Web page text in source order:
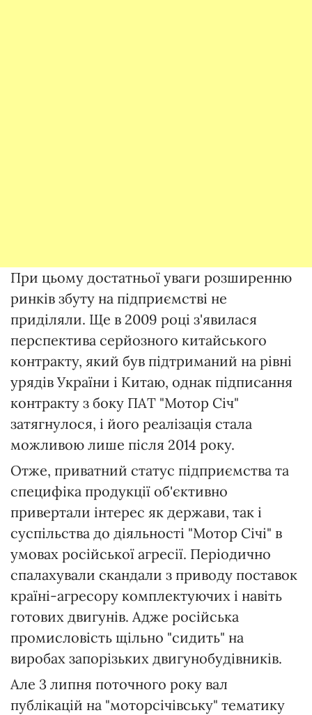
При цьому достатньої уваги розширенню
ринків збуту на підприємстві не
приділяли. Ще в 2009 році з'явилася
перспектива серйозного китайського
контракту, який був підтриманий на рівні
урядів України і Китаю, однак підписання
контракту з боку ПАТ "Мотор Січ"
затягнулося, і його реалізація стала
можливою лише після 2014 року.
Отже, приватний статус підприємства та
специфіка продукції об'єктивно
привертали інтерес як держави, так і
суспільства до діяльності "Мотор Січі" в
умовах російської агресії. Періодично
спалахували скандали з приводу поставок
країні-агресору комплектуючих і навіть
готових двигунів. Адже російська
промисловість щільно "сидить" на
виробах запорізьких двигунобудівників.
Але 3 липня поточного року вал
публікацій на "моторсічівську" тематику